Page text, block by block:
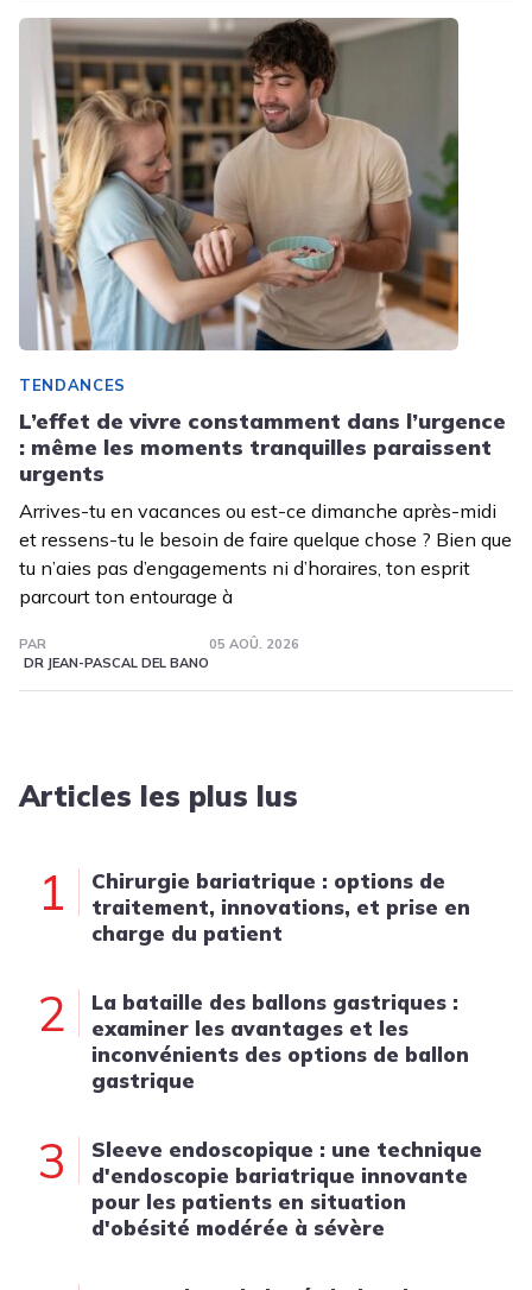
TENDANCES
L’effet de vivre constamment dans l’urgence
: même les moments tranquilles paraissent
urgents
Arrives-tu en vacances ou est-ce dimanche après-midi
et ressens-tu le besoin de faire quelque chose ? Bien que
tu n’aies pas d’engagements ni d’horaires, ton esprit
parcourt ton entourage à
PAR
DR JEAN-PASCAL DEL BANO
05 AOÛ. 2026
Articles les plus lus
1
Chirurgie bariatrique : options de
traitement, innovations, et prise en
charge du patient
2
La bataille des ballons gastriques :
examiner les avantages et les
inconvénients des options de ballon
gastrique
3
Sleeve endoscopique : une technique
d'endoscopie bariatrique innovante
pour les patients en situation
d'obésité modérée à sévère